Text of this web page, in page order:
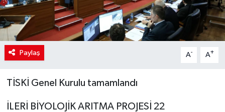
Paylaş A- A+
TİSKİ Genel Kurulu tamamlandı
İLERİ BİYOLOJİK ARITMA PROJESİ 22